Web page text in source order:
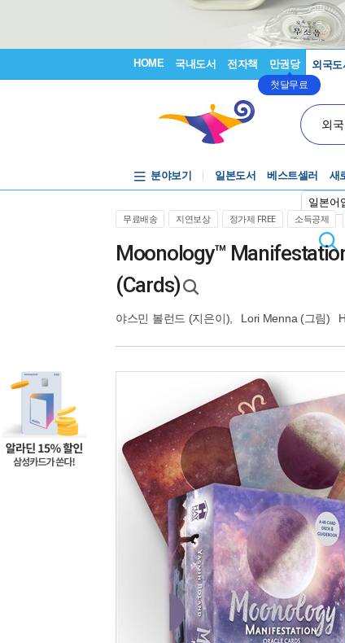
HOME 국내도서 전자책 만권당
첫달무료
외국도
외
일본어
분야보기 일본도서 베스트셀러 새
무료배송 지연보상 정가제 FREE 소득공제
Moonology™
(Cards)
야스민 볼런드 (지은이), Lori Menna (그림)